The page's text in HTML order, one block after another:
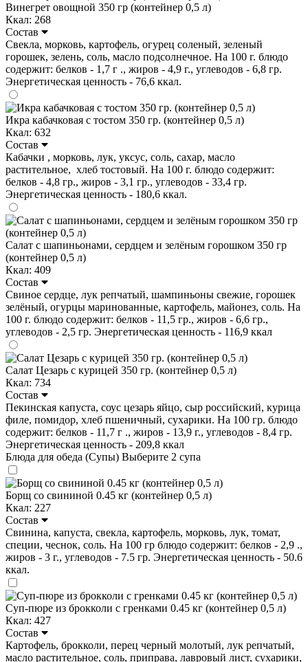
Винегрет овощной 350 гр (контейнер 0,5 л)
Ккал: 268
Состав
Свекла, морковь, картофель, огурец соленый, зеленый
горошек, зелень, соль, масло подсолнечное. На 100 г. блюдо
содержит: белков - 1,7 г ., жиров - 4,9 г., углеводов - 6,8 гр.
Энергетическая ценность - 76,6 ккал.
Икра кабачковая с тостом 350 гр. (контейнер 0,5 л)
Ккал: 632
Состав
Кабачки , морковь, лук, уксус, соль, сахар, масло
растительное, хлеб тостовый. На 100 г. блюдо содержит:
белков - 4,8 гр., жиров - 3,1 гр., углеводов - 33,4 гр.
Энергетическая ценность - 180,6 ккал.
Салат с шапиньонами, сердцем и зелёным горошком 350 гр
(контейнер 0,5 л)
Ккал: 409
Состав
Свиное сердце, лук репчатый, шампиньоны свежие, горошек
зелёный, огурцы маринованные, картофель, майонез, соль. На
100 г. блюдо содержит: белков - 11,5 гр., жиров - 6,6 гр.,
углеводов - 2,5 гр. Энергетическая ценность - 116,9 ккал
Салат Цезарь с курицей 350 гр. (контейнер 0,5 л)
Ккал: 734
Состав
Пекинская капуста, соус цезарь яйцо, сыр российский, курица
филе, помидор, хлеб пшеничный, сухарики. На 100 гр. блюдо
содержит: белков - 11,7 г ., жиров - 13,9 г., углеводов - 8,4 гр.
Энергетическая ценность - 209,8 ккал
Блюда для обеда (Супы) Выберите 2 супа
Борщ со свининой 0.45 кг (контейнер 0,5 л)
Ккал: 227
Состав
Свинина, капуста, свекла, картофель, морковь, лук, томат,
специи, чеснок, соль. На 100 гр блюдо содержит: белков - 2,9 .,
жиров - 3 г., углеводов - 7.5 гр. Энергетическая ценность - 50.6
ккал.
Суп-пюре из брокколи с гренками 0.45 кг (контейнер 0,5 л)
Ккал: 427
Состав
Картофель, брокколи, перец черный молотый, лук репчатый,
масло растительное, соль, приправа, лавровый лист, сухарики,